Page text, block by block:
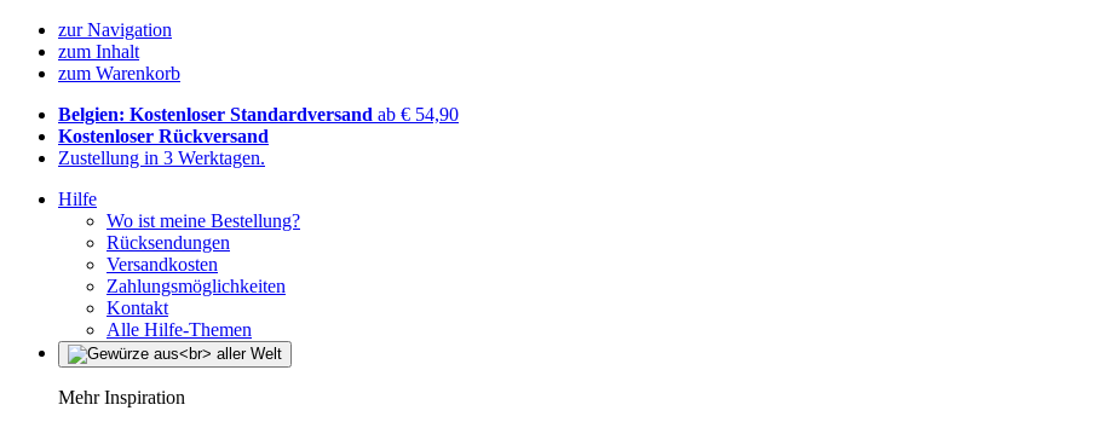
zur Navigation
zum Inhalt
zum Warenkorb
Belgien: Kostenloser Standardversand ab € 54,90
Kostenloser Rückversand
Zustellung in 3 Werktagen.
Hilfe
Wo ist meine Bestellung?
Rücksendungen
Versandkosten
Zahlungsmöglichkeiten
Kontakt
Alle Hilfe-Themen
Mehr Inspiration